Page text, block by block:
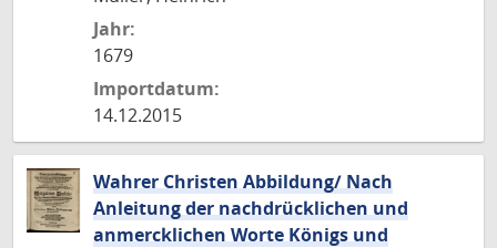
Jahr:
1679
Importdatum:
14.12.2015
Wahrer Christen Abbildung/ Nach
Anleitung der nachdrücklichen und
anmercklichen Worte Königs und